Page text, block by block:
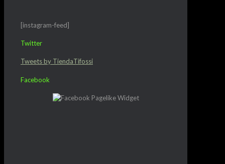
[instagram-feed]
Twitter
Tweets by TiendaTifossi
Facebook